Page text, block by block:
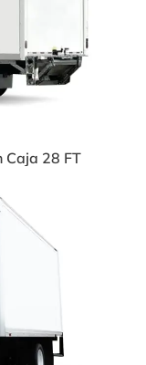
Caja 28 FT